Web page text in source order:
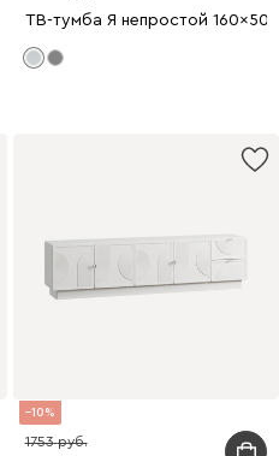
Белый
ТВ-тумба Я непростой 160x50
10
1753